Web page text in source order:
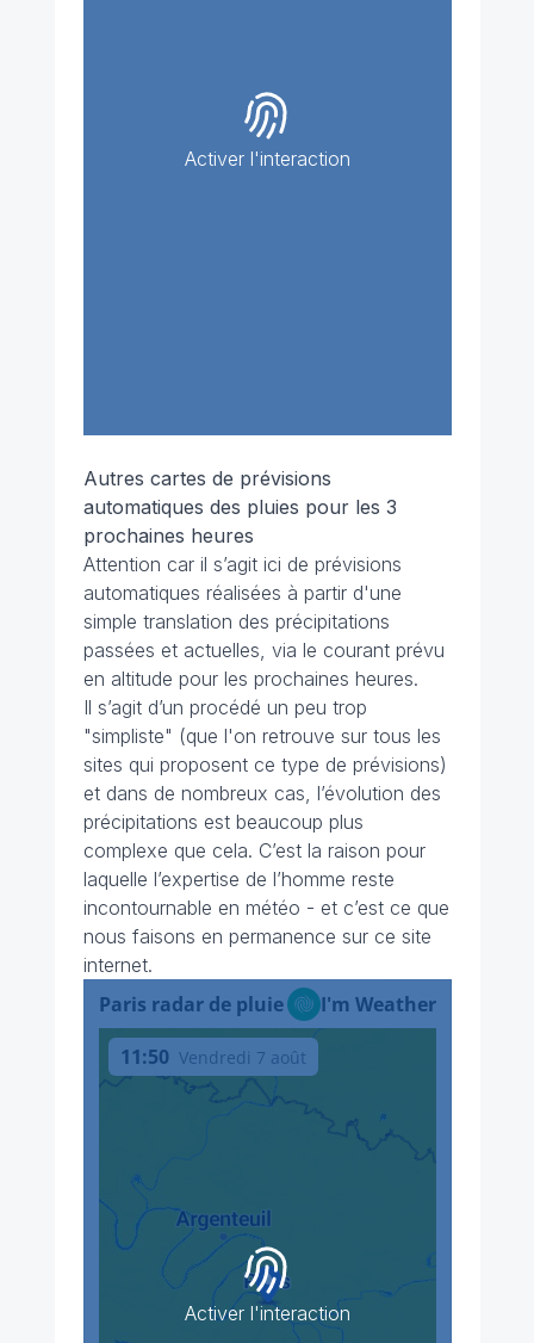
Activer l'interaction
Autres cartes de prévisions
automatiques des pluies pour les 3
prochaines heures
Attention car il s’agit ici de prévisions
automatiques réalisées à partir d'une
simple translation des précipitations
passées et actuelles, via le courant prévu
en altitude pour les prochaines heures.
Il s’agit d’un procédé un peu trop
"simpliste" (que l'on retrouve sur tous les
sites qui proposent ce type de prévisions)
et dans de nombreux cas, l’évolution des
précipitations est beaucoup plus
complexe que cela. C’est la raison pour
laquelle l’expertise de l’homme reste
incontournable en météo - et c’est ce que
nous faisons en permanence sur ce site
internet.
Activer l'interaction